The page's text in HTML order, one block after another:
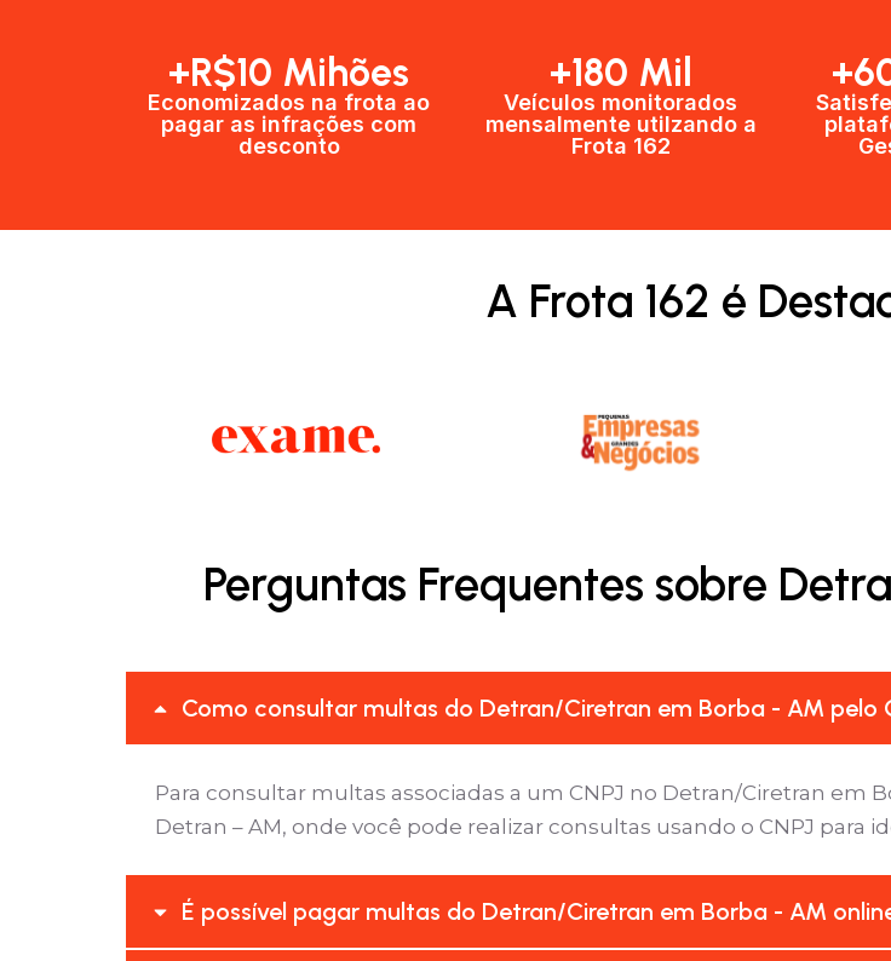
+R$10 Mihões
Economizados na frota ao
pagar as infrações com
desconto
+180 Mil
Veículos monitorados
mensalmente utilzando a
Frota 162
A Frota 162 é
Perguntas Frequentes sobre
Como consultar multas do Detran/Ciretran em Borba - AM pelo
Para consultar multas associadas a um CNPJ no Detran/Ciretran em
Detran – AM, onde você pode realizar consultas usando o CNPJ
É possível pagar multas do Detran/Ciretran em Borba - AM